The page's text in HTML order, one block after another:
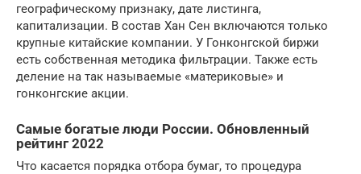
географическому признаку, дате листинга,
капитализации. В состав Хан Сен включаются только
крупные китайские компании. У Гонконгской биржи
есть собственная методика фильтрации. Также есть
деление на так называемые «материковые» и
гонконгские акции.
Самые богатые люди России. Обновленный
рейтинг 2022
Что касается порядка отбора бумаг, то процедура